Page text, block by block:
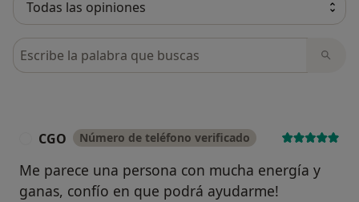
Busca en opiniones
CGO Número de teléfono verificado
Me parece una persona con mucha energía y
ganas, confío en que podrá ayudarme!